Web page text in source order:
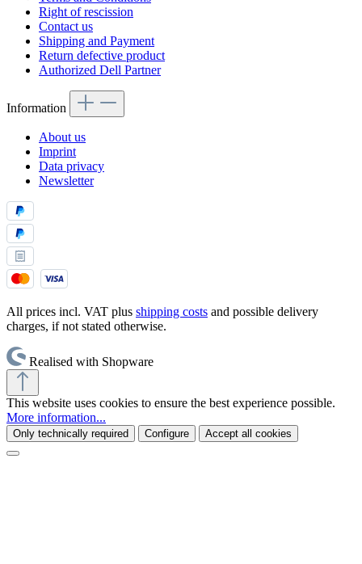
Right of rescission
Contact us
Shipping and Payment
Return defective product
Authorized Dell Partner
Information
About us
Imprint
Data privacy
Newsletter
All prices incl. VAT plus shipping costs and possible delivery
charges, if not stated otherwise.
Realised with Shopware
This website uses cookies to ensure the best experience possible.
More information...
Only technically required Configure Accept all cookies